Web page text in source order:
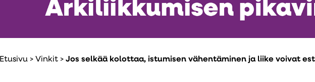
Etusivu > Vinkit > Jos selkää kolottaa, istumisen vähentäminen ja liike voivat